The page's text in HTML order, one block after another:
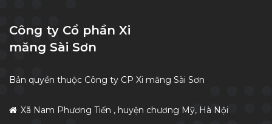
Công ty Cổ phần Xi
măng Sài Sơn
Bản quyền thuộc Công ty CP Xi măng Sài Sơn
Xã Nam Phương Tiến , huyện chương Mỹ, Hà Nội